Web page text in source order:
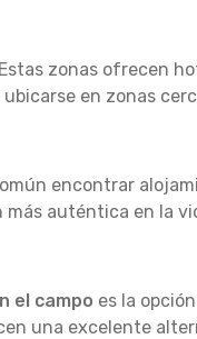
zonas ofrecen
en zonas
encontrar
auténtica en la
el campo es la
una excelente